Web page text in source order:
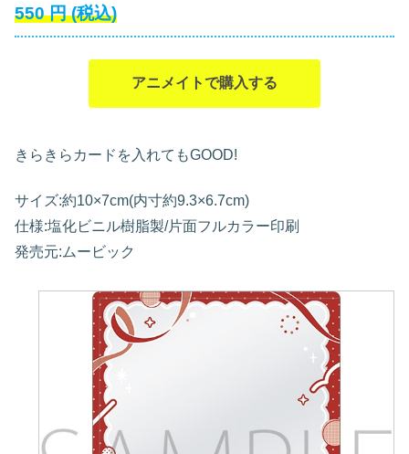
550 円 (税込)
アニメイトで購入する
きらきらカードを入れてもGOOD!
サイズ:約10×7cm(内寸約9.3×6.7cm)
仕様:塩化ビニル樹脂製/片面フルカラー印刷
発売元:ムービック